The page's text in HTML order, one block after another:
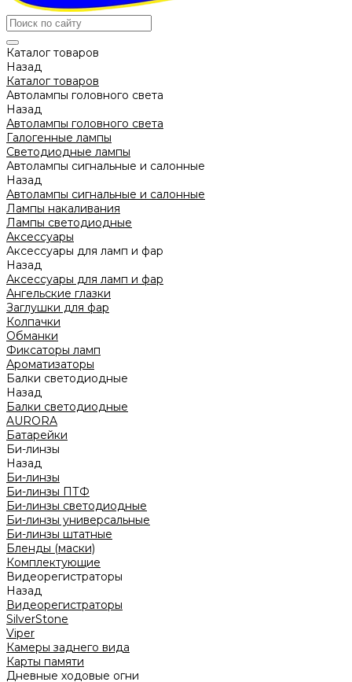
Каталог товаров
Назад
Каталог товаров
Автолампы головного света
Назад
Автолампы головного света
Галогенные лампы
Светодиодные лампы
Автолампы сигнальные и салонные
Назад
Автолампы сигнальные и салонные
Лампы накаливания
Лампы светодиодные
Аксессуары
Аксессуары для ламп и фар
Назад
Аксессуары для ламп и фар
Ангельские глазки
Заглушки для фар
Колпачки
Обманки
Фиксаторы ламп
Ароматизаторы
Балки светодиодные
Назад
Балки светодиодные
AURORA
Батарейки
Би-линзы
Назад
Би-линзы
Би-линзы ПТФ
Би-линзы светодиодные
Би-линзы универсальные
Би-линзы штатные
Бленды (маски)
Комплектующие
Видеорегистраторы
Назад
Видеорегистраторы
SilverStone
Viper
Камеры заднего вида
Карты памяти
Дневные ходовые огни